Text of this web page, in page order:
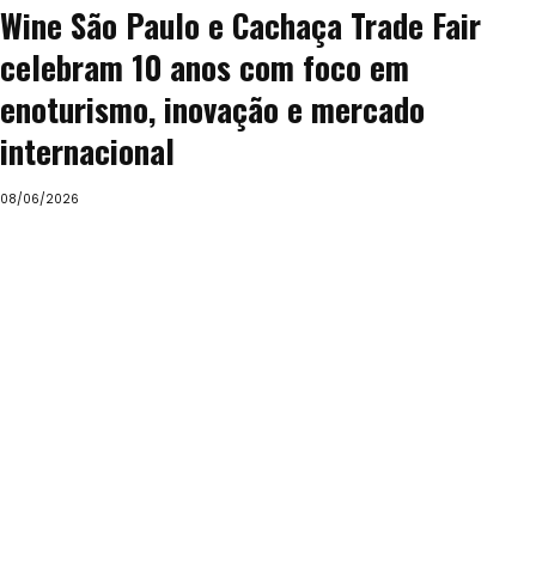
Wine São Paulo e Cachaça Trade Fair
celebram 10 anos com foco em
enoturismo, inovação e mercado
internacional
08/06/2026